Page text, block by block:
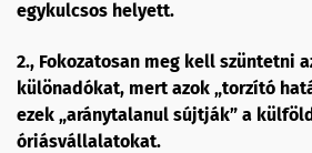
egykulcsos helyett.
2., Fokozatosan meg kell szüntetni
különadókat, mert azok „torzító
ezek „aránytalanul sújtják” a
óriásvállalatokat.